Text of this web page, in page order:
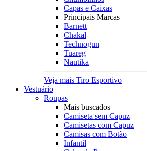
Capas e Caixas
Principais Marcas
Barnett
Chakal
Technogun
Tuareg
Nautika
Veja mais Tiro Esportivo
Vestuário
Roupas
Mais buscados
Camiseta sem Capuz
Camisetas com Capuz
Camisas com Botão
Infantil